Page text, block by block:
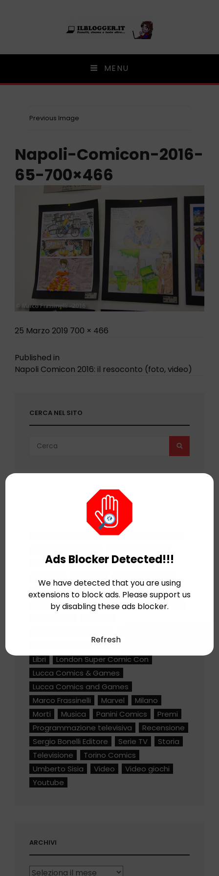
Ilblogger.it
Il portalino di blog | MENU
Previous Image
Napoli-Comicon-2016-
65-700×466
Posted
25 Marzo 2019 Full
700 × 466
Navigazione
articoli
Published in
Napoli Comicon 2016: il resoconto (foto, video)
CERCA NEL SITO
for:
SEARCH
Albissola Marina (SV)
Cinema
Cinema d'animazione
Disney
Dylan Dog
Fantascienza
Festival
Festival di Sitges Fiere
Howard Phillips Lovecraft
Libri
London Super Comic Con
Lucca Comics & Games
Lucca Comics and Games
Marco Frassinelli
Marvel
Milano
Morti
Musica Panini Comics
Premi
Programmazione televisiva
Recensione
Sergio Bonelli Editore
Serie TV
Storia
Televisione
Torino Comics
Umberto Sisia
Video
Video giochi
Youtube
ARCHIVI
Archivi
Ads Blocker Detected!!!
We have detected that you are using
extensions to block ads. Please support us
by disabling these ads blocker.
Refresh